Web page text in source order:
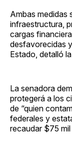
Ambas medidas
infraestructura,
cargas
desfavorecidas
Estado, detalló
La senadora
protegerá a los
de “quien
federales y
recaudar $75